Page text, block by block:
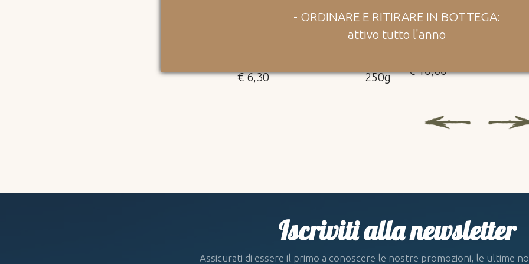
- ORDINARE E RITIRARE IN BOTTEGA:
attivo tutto l'anno
Biscotti rustici della tradizione
BISCOTTI SARACENO E
€ 6,30 250g
Vecchio, saporito, da
ad un buon vino
€ 10,60
Iscriviti alla newsletter
Assicurati di essere il primo a conoscere le nostre promozioni, le ultime